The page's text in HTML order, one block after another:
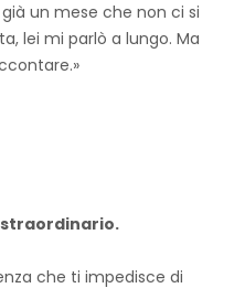
già un mese che non ci si
lei mi parlò a lungo. Ma
che ti impedisce di